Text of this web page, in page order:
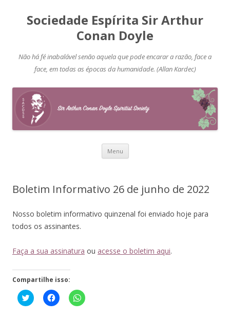
Sociedade Espírita Sir Arthur
Conan Doyle
Não há fé inabalável senão aquela que pode encarar a razão, face a
face, em todas as épocas da humanidade. (Allan Kardec)
Menu Pular
Boletim Informativo 26 de junho de 2022
Nosso boletim informativo quinzenal foi enviado hoje para
todos os assinantes.
Faça a sua assinatura ou acesse o boletim aqui.
Compartilhe isso:
Click
to
Clique
para
Clique
para